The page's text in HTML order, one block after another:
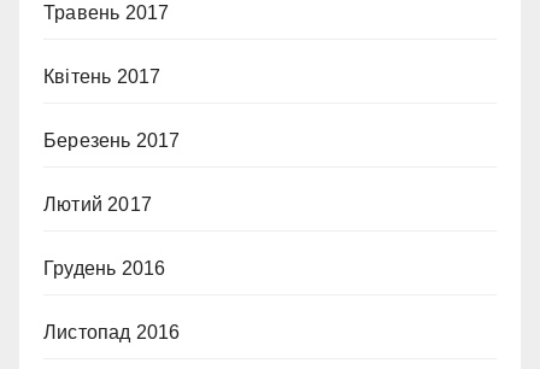
Травень 2017
Квітень 2017
Березень 2017
Лютий 2017
Грудень 2016
Листопад 2016